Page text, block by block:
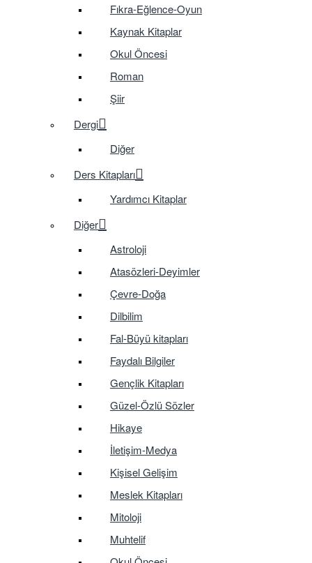
Fıkra-Eğlence-Oyun
Kaynak Kitaplar
Okul Öncesi
Roman
Şiir
Dergi
Diğer
Ders Kitapları
Yardımcı Kitaplar
Diğer
Astroloji
Atasözleri-Deyimler
Çevre-Doğa
Dilbilim
Fal-Büyü kitapları
Faydalı Bilgiler
Gençlik Kitapları
Güzel-Özlü Sözler
Hikaye
İletişim-Medya
Kişisel Gelişim
Meslek Kitapları
Mitoloji
Muhtelif